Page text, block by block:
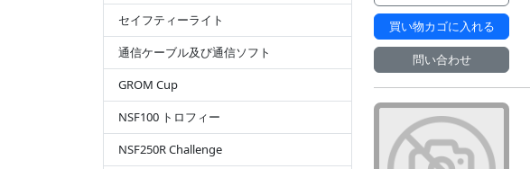
セイフティーライト
通信ケーブル及び通信ソフト
GROM Cup
NSF100 トロフィー
NSF250R Challenge
買い物カゴに入れる
問い合わせ